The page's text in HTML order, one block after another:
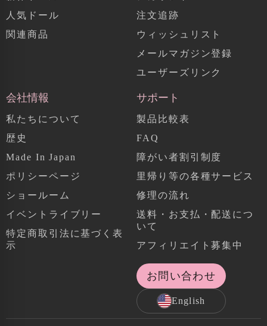
人気ドール
関連商品
注文追跡
ウィッシュリスト
メールマガジン登録
ユーザーズリンク
会社情報
私たちについて
歴史
Made In Japan
ポリシーページ
ショールーム
イベントライブリー
特定商取引法に基づく表
示
サポート
製品比較表
FAQ
障がい者割引制度
里帰り等の各種サービス
修理の流れ
送料・お支払・配送につ
いて
アフィリエイト募集中
お問い合わせ
English